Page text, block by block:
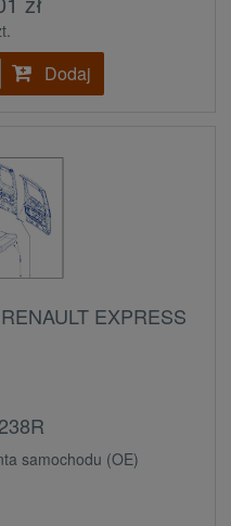
Dodaj
EXPRESS
samochodu (OE)